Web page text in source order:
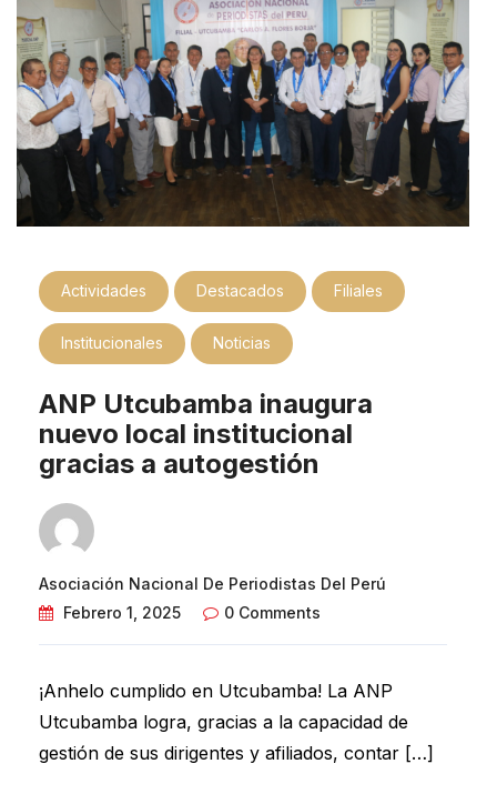
Actividades Destacados Filiales
Institucionales Noticias
ANP Utcubamba inaugura
nuevo local institucional
gracias a autogestión
Asociación Nacional De Periodistas Del Perú
Febrero 1, 2025
0 Comments
¡Anhelo cumplido en Utcubamba! La ANP
Utcubamba logra, gracias a la capacidad de
gestión de sus dirigentes y afiliados, contar […]